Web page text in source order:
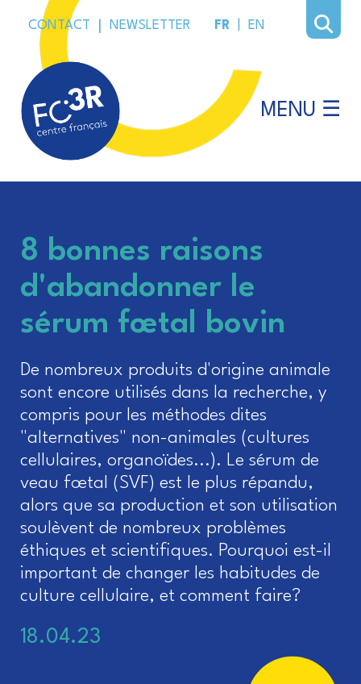
CONTACT NEWSLETTER FR EN
MENU ☰
8 bonnes raisons
d'abandonner le
sérum fœtal bovin
De nombreux produits d'origine animale
sont encore utilisés dans la recherche, y
compris pour les méthodes dites
"alternatives" non-animales (cultures
cellulaires, organoïdes...). Le sérum de
veau fœtal (SVF) est le plus répandu,
alors que sa production et son utilisation
soulèvent de nombreux problèmes
éthiques et scientifiques. Pourquoi est-il
important de changer les habitudes de
culture cellulaire, et comment faire?
18.04.23